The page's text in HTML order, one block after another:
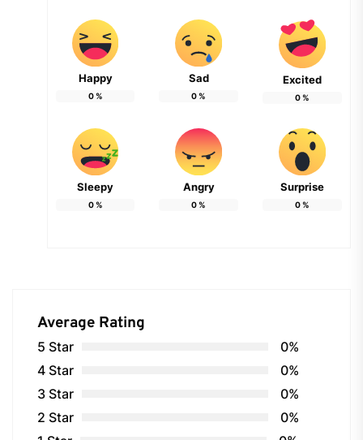
Happy
0%
Sad
0%
Excited
0%
Sleepy
0%
Angry
0%
Surprise
0%
Average Rating
5 Star
0%
4 Star
0%
3 Star
0%
2 Star
0%